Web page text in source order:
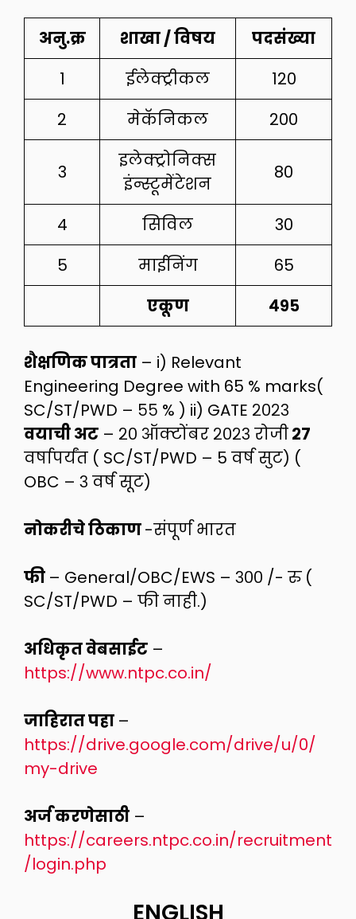
अनु.क्र शाखा / विषय
पदसंख्या
1
ईलेक्ट्रीकल
120
2
मेकॅनिकल 200
3
इलेक्ट्रोनिक्स
इंन्स्टूमेंटेशन
80
4 सिविल
30
5
माईनिंग
65
एकूण
४९५
शैक्षणिक पात्रता – i) Relevant
Engineering Degree with 65 % marks(
SC/ST/PWD – ५५ % ) ii) GATE २०२३
वयाची अट – २० ऑक्टोंबर २०२३ रोजी२७
वर्षापर्यंत ( SC/ST/PWD – 5 वर्ष सुट) (
OBC – ३ वर्ष सूट)
नोकरीचे ठिकाण-संपूर्ण भारत
फी – General/OBC/EWS – ३०० /- रु (
SC/ST/PWD – फी नाही.)
अधिकृत वेबसाईट –
https://www.ntpc.co.in/
जाहिरात पहा –
https://drive.google.com/drive/u/0/
my-drive
अर्ज करणेसाठी –
https://careers.ntpc.co.in/recruitment
/login.php